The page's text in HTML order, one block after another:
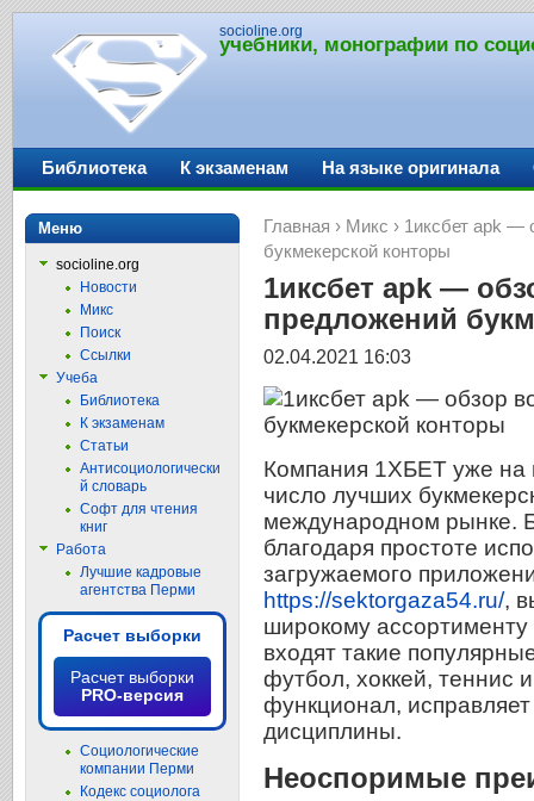
socioline.org
учебники, монографии по
Главная › Микс › 1иксбет apk —
букмекерской конторы
1иксбет apk —
предложений
02.04.2021 16:03
Компания 1ХБЕТ уже на
число лучших
международном рынке.
благодаря простоте
загружаемого
https://sektorgaza54.ru/,
широкому
входят такие
футбол, хоккей, теннис
функционал,
дисциплины.
Неоспоримые
Библиотека К экзаменам На языке оригинала
Меню
socioline.org
Новости
Микс
Поиск
Ссылки
Учеба
Библиотека
К экзаменам
Статьи
Антисоциологически
й словарь
Софт для чтения
книг
Работа
Лучшие кадровые
агентства Перми
Расчет выборки
Расчет выборки
PRO-версия
Социологические
компании Перми
Кодекс социолога